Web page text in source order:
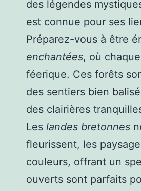
des légendes
est connue pour ses
Préparez-vous à être
enchantées, où
féerique. Ces forêts
des sentiers bien
des clairières
Les landes bretonnes
fleurissent, les
couleurs, offrant un
ouverts sont parfaits